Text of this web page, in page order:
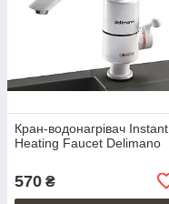
Кран-водонагрівач Instant
Heating Faucet Delimano
570 ₴